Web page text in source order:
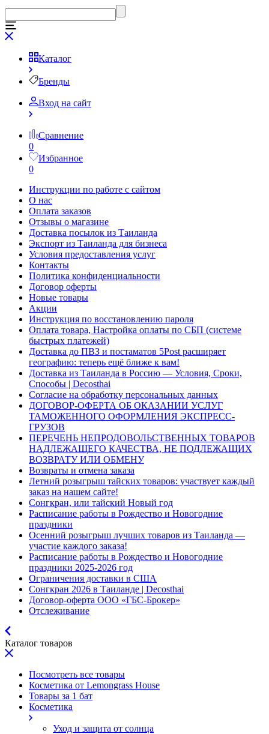
Каталог
Бренды
Вход на сайт
Сравнение
0
Избранное
0
Инструкции по работе с сайтом
О нас
Оплата заказов
Отзывы о магазине
Доставка посылок из Таиланда
Экспорт из Таиланда для бизнеса
Условия предоставления услуг
Контакты
Политика конфиденциальности
Договор оферты
Новые товары
Акции
Инструкция по восстановлению пароля
Оплата товара, Настройка оплаты по СБП (системе
быстрых платежей)
Доставка до ПВЗ и постаматов 5Post расширяет
географию: теперь ещё ближе к вам!
Доставка из Таиланда в Россию — Условия, Сроки,
Способы | Decosthai
Согласие на обработку персональных данных
ДОГОВОР-ОФЕРТА ОБ ОКАЗАНИИ УСЛУГ
ТАМОЖЕННОГО ОФОРМЛЕНИЯ ЭКСПРЕСС-
ГРУЗОВ
ПЕРЕЧЕНЬ НЕПРОДОВОЛЬСТВЕННЫХ ТОВАРОВ
НАДЛЕЖАЩЕГО КАЧЕСТВА, НЕ ПОДЛЕЖАЩИХ
ВОЗВРАТУ ИЛИ ОБМЕНУ
Возвраты и отмена заказа
Летний розыгрыш тайских товаров: участвует каждый
заказ на нашем сайте!
Сонгкран, или тайский Новый год
Расписание работы в Рождество и Новогодние
праздники
Осенний розыгрыш лучших товаров из Таиланда —
участие каждого заказа!
Расписание работы в Рождество и Новогодние
праздники 2025-2026 год
Ограничения доставки в США
Сонгкран 2026 в Таиланде | Decosthai
Договор-оферта ООО «ГБС-Брокер»
Отслеживание
Каталог товаров
Посмотреть все товары
Косметика от Lemongrass House
Товары за 1 бат
Косметика
Уход и защита от солнца